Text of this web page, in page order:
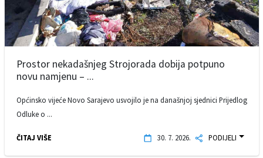
Prostor nekadašnjeg Strojorada dobija potpuno
novu namjenu – ...
Općinsko vijeće Novo Sarajevo usvojilo je na današnjoj sjednici Prijedlog
Odluke o ...
ČITAJ VIŠE 30. 7. 2026. PODIJELI